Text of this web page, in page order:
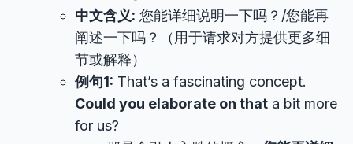
中文含义: 您能详细说明一下吗？/您能再
阐述一下吗？（用于请求对方提供更多细
节或解释）
例句1: That’s a fascinating concept.
Could you elaborate on that a bit more
for us?